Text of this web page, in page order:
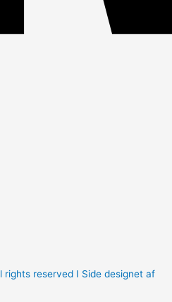
reserved I Side designet af